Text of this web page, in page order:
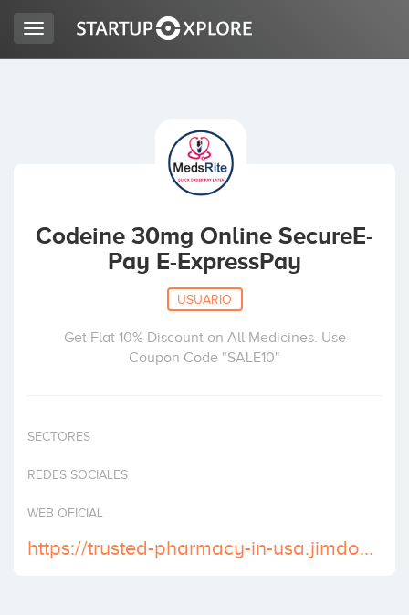
ACCESO
Toggle
navigation
Codeine 30mg Online SecureE-
Pay E-ExpressPay
USUARIO
Get Flat 10% Discount on All Medicines. Use
Coupon Code "SALE10"
SECTORES
REDES SOCIALES
WEB OFICIAL
https://trusted-pharmacy-in-usa.jimdosite.com/